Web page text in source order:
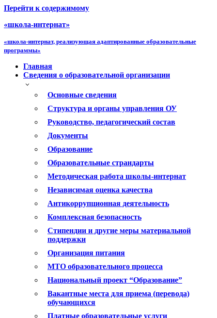
Перейти к содержимому
«школа-интернат»
«школа-интернат, реализующая адаптированные образовательные
программы»
Главная
Сведения о образовательной организации
Основные сведения
Структура и органы управления ОУ
Руководство, педагогический состав
Документы
Образование
Образовательные страндарты
Методическая работа школы-интернат
Независимая оценка качества
Антикоррупционная деятельность
Комплексная безопасность
Стипендии и другие меры материальной
поддержки
Организация питания
МТО образовательного процесса
Национальный проект “Образование”
Вакантные места для приема (перевода)
обучающихся
Платные образовательные услуги